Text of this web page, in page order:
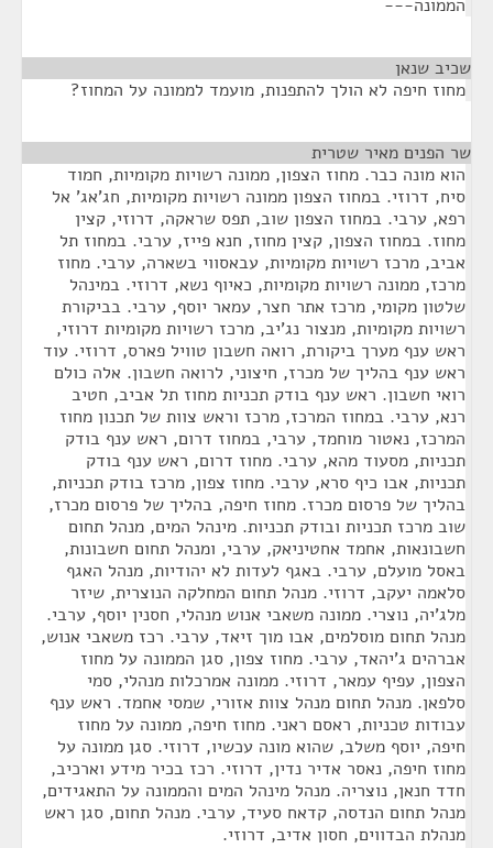
הממונה---
שכיב שנאן
מחוז חיפה לא הולך להתפנות, מועמד לממונה על המחוז?
שר הפנים מאיר שטרית
הוא מונה כבר. מחוז הצפון, ממונה רשויות מקומיות, חמוד
סיח, דרוזי. במחוז הצפון ממונה רשויות מקומיות, חג'אג' אל
רפא, ערבי. במחוז הצפון שוב, תפס שראקה, דרוזי, קצין
מחוז. במחוז הצפון, קצין מחוז, חנא פייז, ערבי. במחוז תל
אביב, מרכז רשויות מקומיות, עבאסווי בשארה, ערבי. מחוז
מרכז, ממונה רשויות מקומיות, כאיוף נשא, דרוזי. במינהל
שלטון מקומי, מרכז אתר חצר, עמאר יוסף, ערבי. בביקורת
רשויות מקומיות, מנצור נג'יב, מרכז רשויות מקומיות דרוזי,
ראש ענף מערך ביקורת, רואה חשבון טוויל פארס, דרוזי. עוד
ראש ענף בהליך של מכרז, חיצוני, לרואה חשבון. אלה כולם
רואי חשבון. ראש ענף בודק תכניות מחוז תל אביב, חטיב
רנא, ערבי. במחוז המרכז, מרכז וראש צוות של תכנון מחוז
המרכז, נאטור מוחמד, ערבי, במחוז דרום, ראש ענף בודק
תכניות, מסעוד מהא, ערבי. מחוז דרום, ראש ענף בודק
תכניות, אבו כיף סרא, ערבי. מחוז צפון, מרכז בודק תכניות,
בהליך של פרסום מכרז. מחוז חיפה, בהליך של פרסום מכרז,
שוב מרכז תכניות ובודק תכניות. מינהל המים, מנהל תחום
חשבונאות, אחמד אחטיניאק, ערבי, ומנהל תחום חשבונות,
באסל מועלם, ערבי. באגף לעדות לא יהודיות, מנהל האגף
סלאמה יעקב, דרוזי. מנהל תחום המחלקה הנוצרית, שיזר
מלג'יה, נוצרי. ממונה משאבי אנוש מנהלי, חסנין יוסף, ערבי.
מנהל תחום מוסלמים, אבו מוך זיאד, ערבי. רכז משאבי אנוש,
אברהים ג'יהאד, ערבי. מחוז צפון, סגן הממונה על מחוז
הצפון, עפיף עמאר, דרוזי. ממונה אמרכלות מנהלי, סמי
סלפאן. מנהל תחום מנהל צוות אזורי, שמסי אחמד. ראש ענף
עבודות טכניות, ראסם ראני. מחוז חיפה, ממונה על מחוז
חיפה, יוסף משלב, שהוא מונה עכשיו, דרוזי. סגן ממונה על
מחוז חיפה, נאסר אדיר נדין, דרוזי. רכז בכיר מידע וארכיב,
חדד חנאן, נוצריה. מנהל מינהל המים והממונה על התאגידים,
מנהל תחום הנדסה, קדאח סעיד, ערבי. מנהל תחום, סגן ראש
מנהלת הבדווים, חסון אדיב, דרוזי.